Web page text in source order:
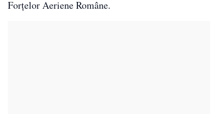
Forţelor Aeriene Române.